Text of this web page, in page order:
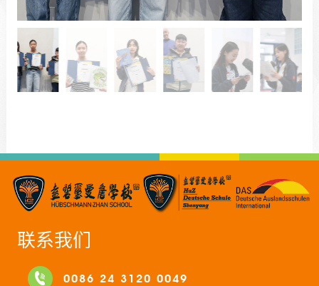
联系我们
0086 24 3120 0049